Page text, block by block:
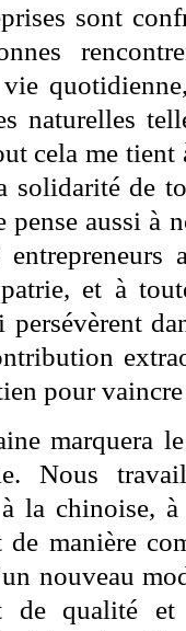
sont
naturelles
cela me
solidarité de
pense aussi
et à
persévèrent
pour
marquera
Nous
la chinoise,
de manière
nouveau
de qualité